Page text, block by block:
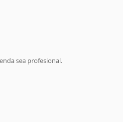
sea profesional.